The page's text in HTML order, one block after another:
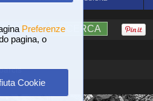
Preferenze
pagina, o
Cookie
?AIUTO RICERCA